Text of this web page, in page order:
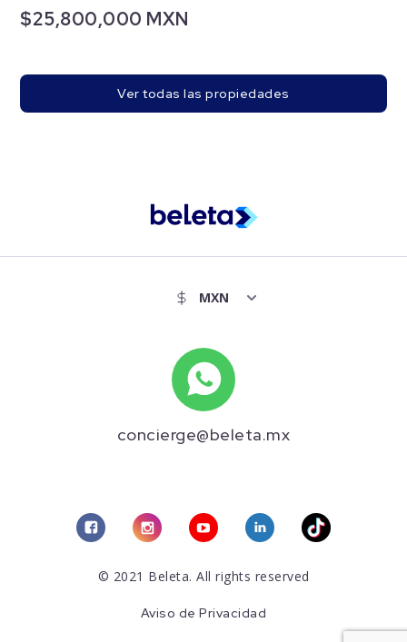
$25,800,000 MXN
Ver todas las propiedades
concierge@beleta.mx
© 2021 Beleta. All rights reserved
Aviso de Privacidad